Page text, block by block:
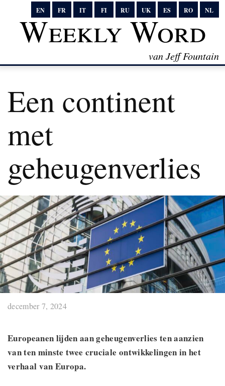
EN FR IT FI RU UK ES RO NL
Weekly Word
van Jeff Fountain
Een continent
met
geheugenverlies
december 7, 2024
Europeanen lijden aan geheugenverlies ten aanzien
van ten minste twee cruciale ontwikkelingen in het
verhaal van Europa.